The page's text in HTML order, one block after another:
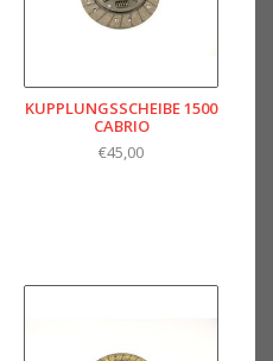
KUPPLUNGSSCHEIBE 1500
CABRIO
€45,00